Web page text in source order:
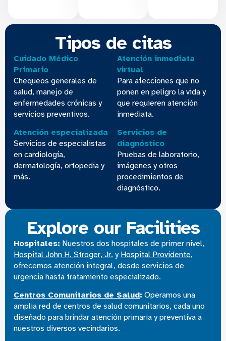
Tipos de citas
Cuidado Médico
Primario
Chequeos generales de
salud, manejo de
enfermedades crónicas y
servicios preventivos.
Atención especializada
Servicios de especialistas
en cardiología,
dermatología, ortopedia y
más.
Atención inmediata
virtual
Para afecciones que no
ponen en peligro la vida y
que requieren atención
inmediata.
Servicios de
diagnóstico
Pruebas de laboratorio,
imágenes y otros
procedimientos de
diagnóstico.
Explore our Facilities
Hospitales: Nuestros dos hospitales de primer nivel,
Hospital John H. Stroger, Jr. y Hospital Providente,
ofrecemos atención integral, desde servicios de
urgencia hasta tratamiento especializado.
Centros Comunitarios de Salud: Operamos una
amplia red de centros de salud comunitarios, cada uno
diseñado para brindar atención primaria y preventiva a
nuestros diversos vecindarios.